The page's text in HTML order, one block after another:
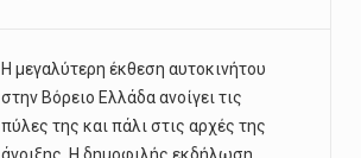
Η μεγαλύτερη έκθεση αυτοκινήτου
στην Βόρειο Ελλάδα ανοίγει τις
πύλες της και πάλι στις αρχές της
άνοιξης. Η δημοφιλής εκδήλωση...